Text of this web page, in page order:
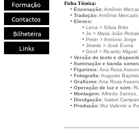
Ficha Técnica:
• Encenação:Antônio
• Tradução:Antônio Mercado
• Elenco:
• Lena > Sílvia Brito
• Jo > Maria João
• Peter > António Jorge
• Jimmie > José Évora
• Geof > Ricardo Miguel
• Versão do texto e
• Iluminação e banda
• Figurinos:Ana Rosa
• Fotografia:Augusto
• Grafismo:Ana Rosa
• Operação de luz e som:
• Montagem:Alfredo Santos,
• Divulgação: Isabel
• Produção: Rui Valente e